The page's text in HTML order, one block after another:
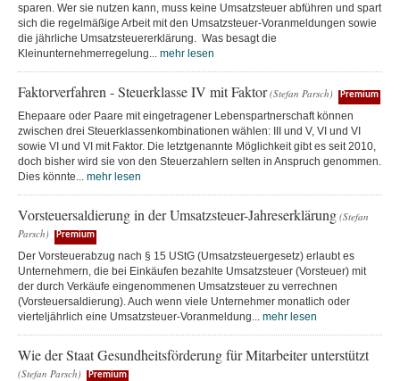
sparen. Wer sie nutzen kann, muss keine Umsatzsteuer abführen und spart
sich die regelmäßige Arbeit mit den Umsatzsteuer-Voranmeldungen sowie
die jährliche Umsatzsteuererklärung. Was besagt die
Kleinunternehmerregelung... mehr lesen
Faktorverfahren - Steuerklasse IV mit Faktor (Stefan Parsch) Premium
Ehepaare oder Paare mit eingetragener Lebenspartnerschaft können
zwischen drei Steuerklassenkombinationen wählen: III und V, VI und VI
sowie VI und VI mit Faktor. Die letztgenannte Möglichkeit gibt es seit 2010,
doch bisher wird sie von den Steuerzahlern selten in Anspruch genommen.
Dies könnte... mehr lesen
Vorsteuersaldierung in der Umsatzsteuer-Jahreserklärung (Stefan
Parsch)
Premium
Der Vorsteuerabzug nach § 15 UStG (Umsatzsteuergesetz) erlaubt es
Unternehmern, die bei Einkäufen bezahlte Umsatzsteuer (Vorsteuer) mit
der durch Verkäufe eingenommenen Umsatzsteuer zu verrechnen
(Vorsteuersaldierung). Auch wenn viele Unternehmer monatlich oder
vierteljährlich eine Umsatzsteuer-Voranmeldung... mehr lesen
Wie der Staat Gesundheitsförderung für Mitarbeiter unterstützt
(Stefan Parsch) Premium